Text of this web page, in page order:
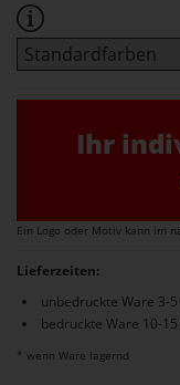
Ihr
Ein Logo oder Motiv kann im
Lieferzeiten:
unbedruckte Ware 3-
bedruckte Ware 10-
* wenn Ware lagernd